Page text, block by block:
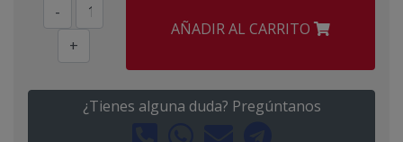
-
+
AÑADIR AL CARRITO
¿Tienes alguna duda? Pregúntanos